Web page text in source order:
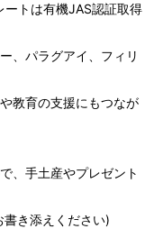
トは有機JAS認証取得
、パラグアイ、フィリ
教育の支援にもつなが
、手土産やプレゼント
き添えください)